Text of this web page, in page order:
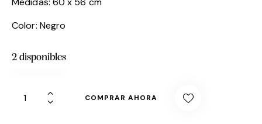
Color: Negro
2 disponibles
COMPRAR AHORA